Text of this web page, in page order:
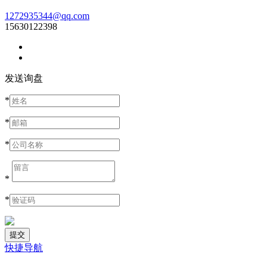
1272935344@qq.com
15630122398
发送询盘
*
*
*
*
*
快捷导航